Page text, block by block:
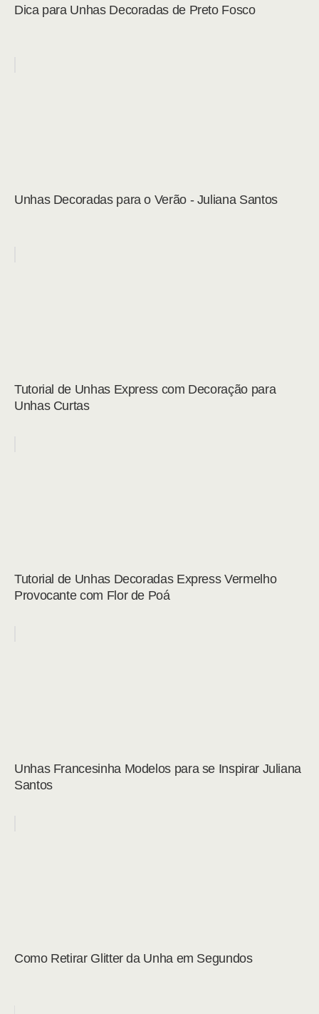
Dica para Unhas Decoradas de Preto Fosco
Unhas Decoradas para o Verão - Juliana Santos
Tutorial de Unhas Express com Decoração para
Unhas Curtas
Tutorial de Unhas Decoradas Express Vermelho
Provocante com Flor de Poá
Unhas Francesinha Modelos para se Inspirar Juliana
Santos
Como Retirar Glitter da Unha em Segundos